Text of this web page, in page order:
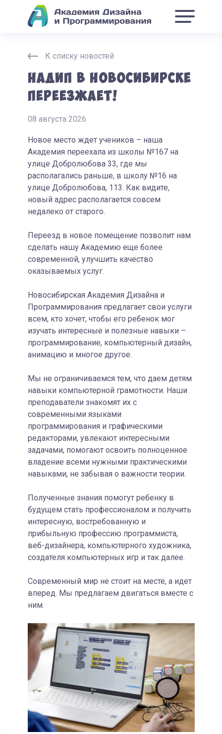
К списку новостей
НАДиП в Новосибирске
переезжает!
08 августа 2026
Новое место ждет учеников – наша
Академия переехала из школы №167 на
улице Добролюбова 33, где мы
располагались раньше, в школу №16 на
улице Добролюбова, 113. Как видите,
новый адрес располагается совсем
недалеко от старого.
Переезд в новое помещение позволит нам
сделать нашу Академию еще более
современной, улучшить качество
оказываемых услуг.
Новосибирская Академия Дизайна и
Программирования предлагает свои услуги
всем, кто хочет, чтобы его ребенок мог
изучать интересные и полезные навыки –
программирование, компьютерный дизайн,
анимацию и многое другое.
Мы не ограничиваемся тем, что даем детям
навыки компьютерной грамотности. Наши
преподаватели знакомят их с
современными языками
программирования и графическими
редакторами, увлекают интересными
задачами, помогают освоить полноценное
владение всеми нужными практическими
навыками, не забывая о важности теории.
Полученные знания помогут ребенку в
будущем стать профессионалом и получить
интересную, востребованную и
прибыльную профессию программиста,
веб-дизайнера, компьютерного художника,
создателя компьютерных игр и так далее.
Современный мир не стоит на месте, а идет
вперед. Мы предлагаем двигаться вместе с
ним.